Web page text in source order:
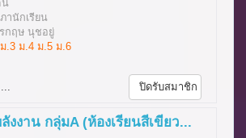
น
านักเรียน
กฤษ นุชอยู่
.3 ม.4 ม.5 ม.6
ปิดรับสมาชิก
งงาน กลุ่มA (ห้องเรียนสีเขียว...